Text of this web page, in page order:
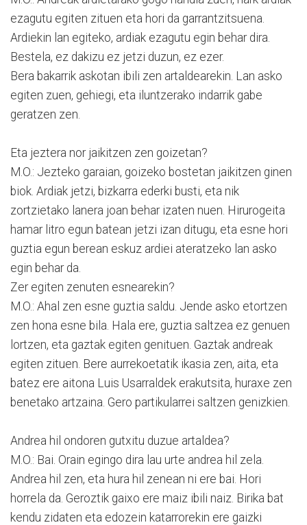
ezagutu egiten zituen eta hori da garrantzitsuena.
Ardiekin lan egiteko, ardiak ezagutu egin behar dira.
Bestela, ez dakizu ez jetzi duzun, ez ezer.
Bera bakarrik askotan ibili zen artaldearekin. Lan asko
egiten zuen, gehiegi, eta iluntzerako indarrik gabe
geratzen zen.
Eta jeztera nor jaikitzen zen goizetan?
M.O.: Jezteko garaian, goizeko bostetan jaikitzen ginen
biok. Ardiak jetzi, bizkarra ederki busti, eta nik
zortzietako lanera joan behar izaten nuen. Hirurogeita
hamar litro egun batean jetzi izan ditugu, eta esne hori
guztia egun berean eskuz ardiei ateratzeko lan asko
egin behar da.
Zer egiten zenuten esnearekin?
M.O.: Ahal zen esne guztia saldu. Jende asko etortzen
zen hona esne bila. Hala ere, guztia saltzea ez genuen
lortzen, eta gaztak egiten genituen. Gaztak andreak
egiten zituen. Bere aurrekoetatik ikasia zen, aita, eta
batez ere aitona Luis Usarraldek erakutsita, huraxe zen
benetako artzaina. Gero partikularrei saltzen genizkien.
Andrea hil ondoren gutxitu duzue artaldea?
M.O.: Bai. Orain egingo dira lau urte andrea hil zela.
Andrea hil zen, eta hura hil zenean ni ere bai. Hori
horrela da. Geroztik gaixo ere maiz ibili naiz. Birika bat
kendu zidaten eta edozein katarrorekin ere gaizki